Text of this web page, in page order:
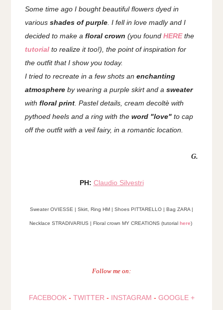
Some time ago I bought beautiful flowers dyed in
variousshades of purple . I fell in love madly and I
decided to make afloral crown(you foundHEREthe
tutorial to realize it too!), the point of inspiration for
the outfit that I show you today.
I tried to recreate in a few shots anenchanting
atmosphere by wearing a purple skirt and asweater
withfloral print . Pastel details, cream decoltè with
pythoed heels and a ring with theword "love"to cap
off the outfit with a veil fairy, in a romantic location.
G.
PH: Claudio Silvestri
Sweater OVIESSE | Skirt, Ring HM | Shoes PITTARELLO | Bag ZARA |
Necklace STRADIVARIUS | Floral crown MY CREATIONS (tutorial here)
Follow me on:
FACEBOOK- TWITTER - INSTAGRAM - GOOGLE +